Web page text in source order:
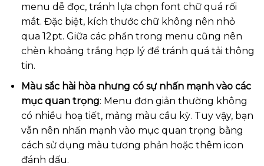
menu dễ đọc, tránh lựa chọn font chữ quá rối
mắt. Đặc biệt, kích thước chữ không nên nhỏ
qua 12pt. Giữa các phần trong menu cũng nên
chèn khoảng trắng hợp lý để tránh quá tải thông
tin.
Màu sắc hài hòa nhưng có sự nhấn mạnh vào các
mục quan trọng: Menu đơn giản thường không
có nhiều hoạ tiết, mảng màu cầu kỳ. Tuy vậy, bạn
vẫn nên nhấn mạnh vào mục quan trọng bằng
cách sử dụng màu tương phản hoặc thêm icon
đánh dấu.